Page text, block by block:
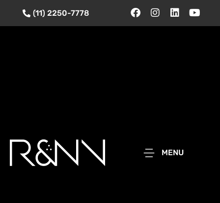
(11) 2250-7778
MENU